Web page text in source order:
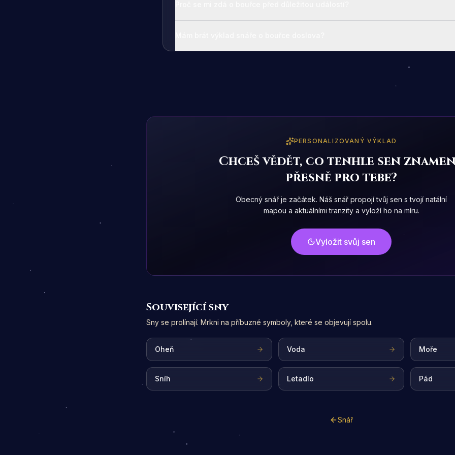
PERSONALIZOVANÝ VÝKLAD
Chceš vědět, co tenhle sen
přesně pro tebe?
Obecný snář je začátek. Náš snář propojí tvůj sen s tvojí natální
mapou a aktuálními tranzity a vyloží ho na míru.
Vyložit svůj sen
Související sny
Sny se prolínají. Mrkni na příbuzné symboly, které se objevují spolu.
Oheň Voda Moře
Sníh Letadlo Pád
Snář